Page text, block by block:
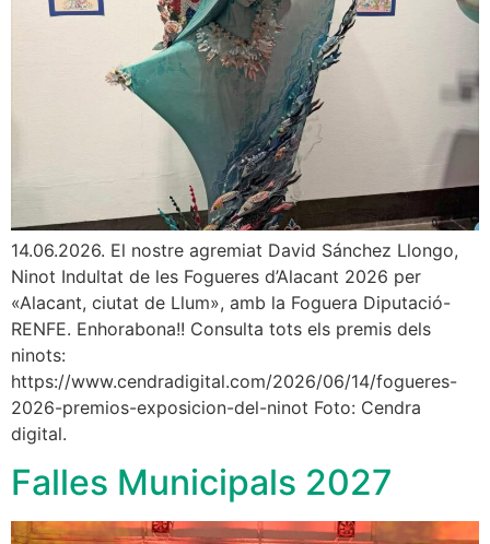
14.06.2026. El nostre agremiat David Sánchez Llongo,
Ninot Indultat de les Fogueres d’Alacant 2026 per
«Alacant, ciutat de Llum», amb la Foguera Diputació-
RENFE. Enhorabona!! Consulta tots els premis dels
ninots:
https://www.cendradigital.com/2026/06/14/fogueres-
2026-premios-exposicion-del-ninot Foto: Cendra
digital.
Falles Municipals 2027